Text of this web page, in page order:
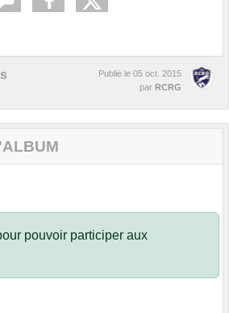
Publié le 05 oct. 2015
par RCRG
pouvoir participer aux